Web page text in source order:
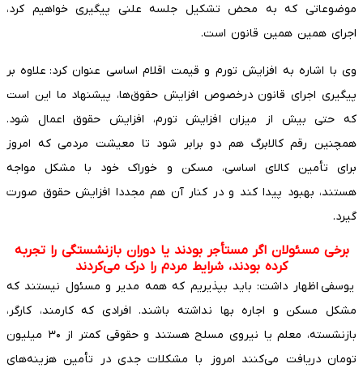
موضوعاتی که به محض تشکیل جلسه علنی پیگیری خواهیم کرد،
اجرای همین همین قانون است.
وی با اشاره به افزایش تورم و قیمت اقلام اساسی عنوان کرد: علاوه بر
پیگیری اجرای قانون درخصوص افزایش حقوق‌ها، پیشنهاد ما این است
که حتی بیش از میزان افزایش تورم، افزایش حقوق اعمال شود.
همچنین رقم کالابرگ هم دو برابر شود تا معیشت مردمی که امروز
برای تأمین کالای اساسی، مسکن و خوراک خود با مشکل مواجه
هستند، بهبود پیدا کند و در کنار آن هم مجددا افزایش حقوق صورت
گیرد.
برخی مسئولان اگر مستأجر بودند یا دوران بازنشستگی را تجربه
کرده بودند، شرایط مردم را درک می‌کردند
یوسفی اظهار داشت: باید بپذیریم که همه مدیر و مسئول نیستند که
مشکل مسکن و اجاره بها نداشته باشند. افرادی که کارمند، کارگر،
بازنشسته، معلم یا نیروی مسلح هستند و حقوقی کمتر از ۳۰ میلیون
تومان دریافت می‌کنند امروز با مشکلات جدی در تأمین هزینه‌های